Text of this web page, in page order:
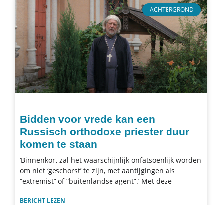
ACHTERGROND
Bidden voor vrede kan een
Russisch orthodoxe priester duur
komen te staan
‘Binnenkort zal het waarschijnlijk onfatsoenlijk worden
om niet ‘geschorst’ te zijn, met aantijgingen als
“extremist” of “buitenlandse agent”.’ Met deze
BERICHT LEZEN